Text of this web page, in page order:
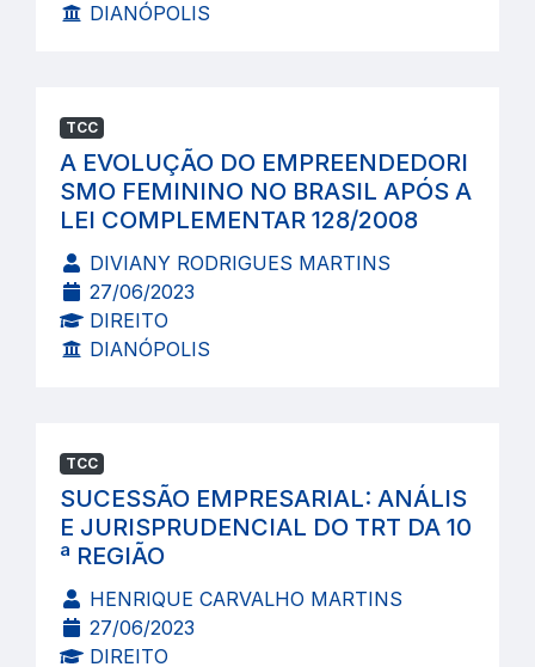
DIANÓPOLIS
TCC
A EVOLUÇÃO DO EMPREENDEDORI
SMO FEMININO NO BRASIL APÓS A
LEI COMPLEMENTAR 128/2008
DIVIANY RODRIGUES MARTINS
27/06/2023
DIREITO
DIANÓPOLIS
TCC
SUCESSÃO EMPRESARIAL: ANÁLIS
E JURISPRUDENCIAL DO TRT DA 10
ª REGIÃO
HENRIQUE CARVALHO MARTINS
27/06/2023
DIREITO